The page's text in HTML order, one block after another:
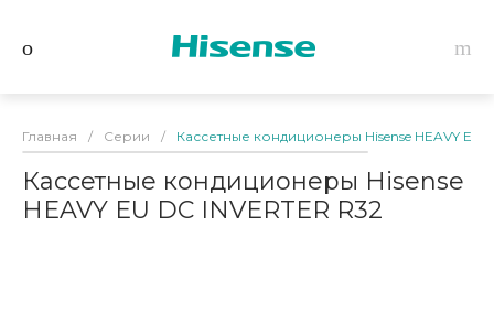
Главная / Серии / Кассетные кондиционеры Hisense HEAVY EU
Кассетные кондиционеры Hisense
HEAVY EU DC INVERTER R32